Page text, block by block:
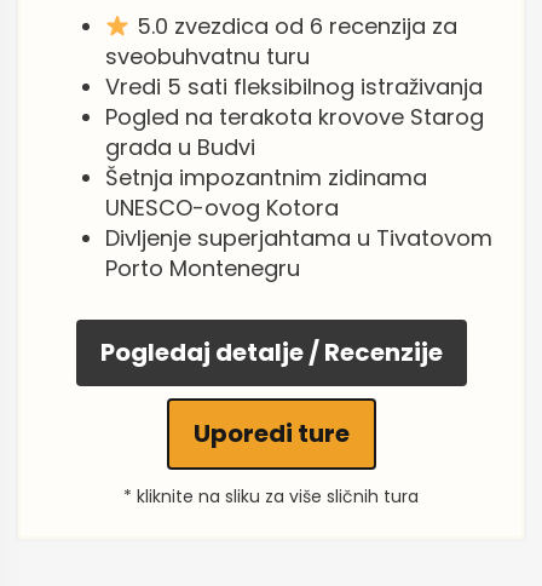
5.0 zvezdica od 6 recenzija za
sveobuhvatnu turu
Vredi 5 sati fleksibilnog istraživanja
Pogled na terakota krovove Starog
grada u Budvi
Šetnja impozantnim zidinama
UNESCO-ovog Kotora
Divljenje superjahtama u Tivatovom
Porto Montenegru
Pogledaj detalje / Recenzije
Uporedi ture
* kliknite na sliku za više sličnih tura